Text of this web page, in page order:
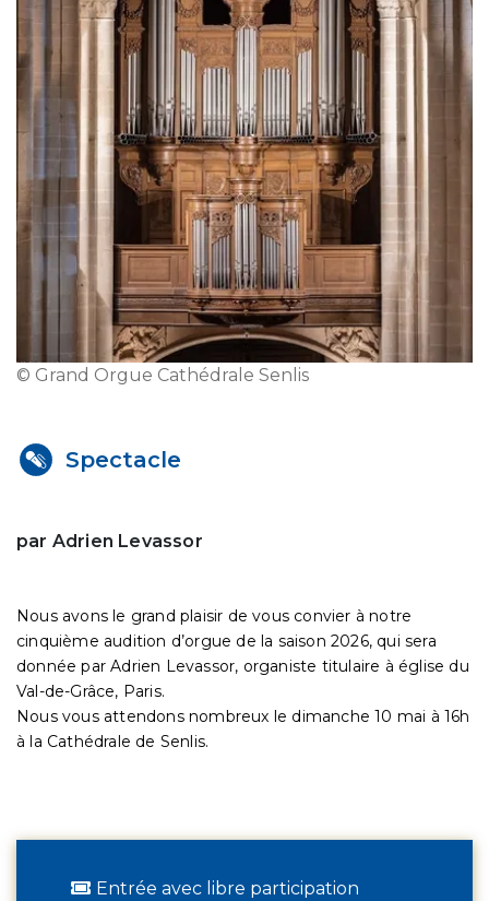
© Grand Orgue Cathédrale Senlis
Spectacle
par Adrien Levassor
Nous avons le grand plaisir de vous convier à notre
cinquième audition d’orgue de la saison 2026, qui sera
donnée par Adrien Levassor, organiste titulaire à église du
Val-de-Grâce, Paris.
Nous vous attendons nombreux le dimanche 10 mai à 16h
à la Cathédrale de Senlis.
Entrée avec libre participation